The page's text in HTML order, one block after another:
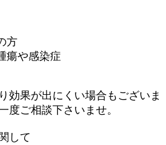
方
瘍や感染症
効果が出にくい場合もございま
度ご相談下さいませ。
して